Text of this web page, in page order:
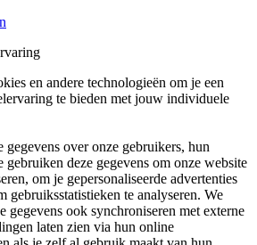
en andere technologieën om je een
te bieden met jouw individuele
over onze gebruikers, hun
gebruiken deze gegevens om onze website
om je gepersonaliseerde advertenties
gebruiksstatistieken te analyseren. We
gegevens ook synchroniseren met externe
laten zien via hun online